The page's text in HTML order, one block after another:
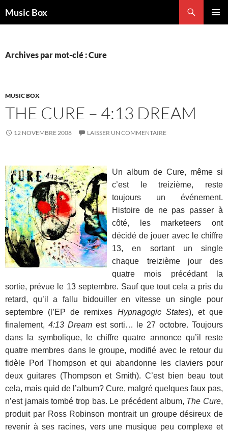
auMusic Box
Archives par mot-clé : Cure
MUSIC BOX
THE CURE – 4:13 DREAM
12 NOVEMBRE 2008 LAISSER UN COMMENTAIRE
Un album de Cure, même si
c’est le treizième, reste
toujours un événement.
Histoire de ne pas passer à
côté, les marketeers ont
décidé de jouer avec le chiffre
13, en sortant un single
chaque treizième jour des
quatre mois précédant la
sortie, prévue le 13 septembre. Sauf que tout cela a pris du
retard, qu’il a fallu bidouiller en vitesse un single pour
septembre (l’EP de remixes Hypnagogic States), et que
finalement, 4:13 Dream est sorti… le 27 octobre. Toujours
dans la symbolique, le chiffre quatre annonce qu’il reste
quatre membres dans le groupe, modifié avec le retour du
fidèle Porl Thompson et qui abandonne les claviers pour
deux guitares (Thompson et Smith). C’est bien beau tout
cela, mais quid de l’album? Cure, malgré quelques faux pas,
n’est jamais tombé trop bas. Le précédent album, The Cure,
produit par Ross Robinson montrait un groupe désireux de
revenir à ses racines, vers une musique peu complexe et